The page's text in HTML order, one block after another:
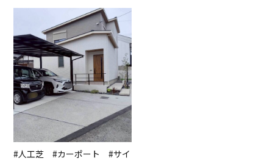
#人工芝 #カーポート #サイ